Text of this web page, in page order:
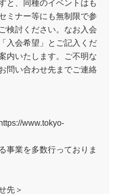
と、同種のイベントはも
ミナー等にも無制限で参
検討ください。なお入会
入会希望」とご記入くだ
内いたします。ご不明な
問い合わせ先までご連絡
www.tokyo-
事業を多数行っておりま
先＞